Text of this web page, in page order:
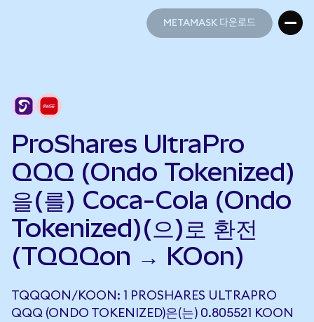
METAMASK 다운로드
ProShares UltraPro
QQQ (Ondo Tokenized)
을(를) Coca-Cola (Ondo
Tokenized)(으)로 환전
(TQQQon → KOon)
TQQQON/KOON: 1 PROSHARES ULTRAPRO
QQQ (ONDO TOKENIZED)은(는) 0.805521 KOON